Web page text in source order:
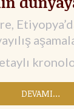
DEVAMI…